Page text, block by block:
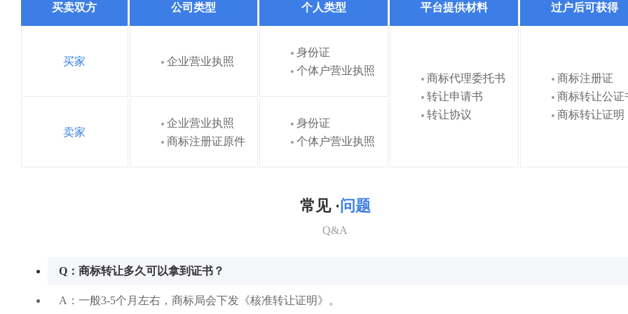
买卖双方 公司类型 个人类型 平台提供材料 过户后可获得
买家 企业营业执照
身份证
个体户营业执照
商标代理委托书
转让申请书
转让协议
商标注册证
商标转让公证
商标转让证明
卖家
企业营业执照
商标注册证原件
身份证
个体户营业执照
常见 ·问题
Q&A
Q：商标转让多久可以拿到证书？
A：一般3-5个月左右，商标局会下发《核准转让证明》。